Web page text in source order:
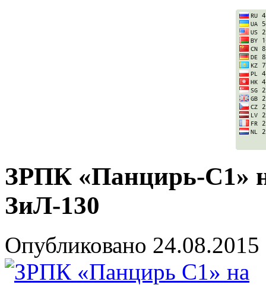
ЗРПК «Панцирь-С1»
ЗиЛ-130
Опубликовано 24.08.2015